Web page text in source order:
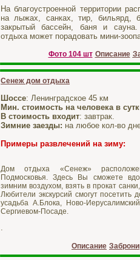
На благоустроенной территории
на лыжах, санках, тир, бильярд,
закрытый бассейн, баня и
отдыха может порадовать мини-
Фото 104 шт Описание
Сенеж дом отдыха
Шоссе: Ленинградское 45 км
Мин. стоимость на человека в
В стоимость входит: завтрак.
Зимние заезды: на любое кол-во
Примеры развлечений на зиму:
Дом отдыха «Сенеж»
Подмосковья. Здесь Вы сможете
зимним воздухом, взять в прокат
Любители экскурсий смогут посетить
усадьба А.Блока, Ново-
Сергиевом-Посаде.
Описание